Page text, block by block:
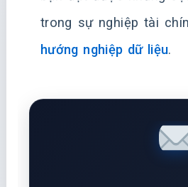
trong sự nghiệp tài
hướng nghiệp dữ liệu.